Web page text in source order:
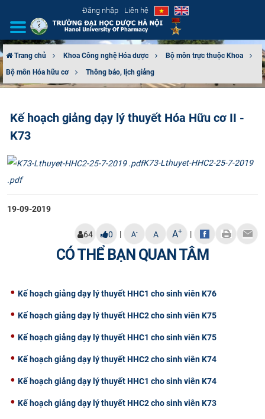
Đăng nhập Liên hệ
GIỚI THIỆU
TUYỂN SINH
ĐÀO TẠO
Trang chủ Khoa Công nghệ Hóa dược
Bộ môn trực thuộc Khoa
Bộ môn Hóa hữu cơ
Thông báo, lịch giảng
Kế hoạch giảng dạy lý thuyết Hóa Hữu cơ II -
K73
K73-Lthuyet-HHC2-25-7-2019
.pdf
19-09-2019
64 0 | A- A A+ |
CÓ THỂ BẠN QUAN TÂM
Kế hoạch giảng dạy lý thuyết HHC1 cho sinh viên K76
Kế hoạch giảng dạy lý thuyết HHC2 cho sinh viên K75
Kế hoạch giảng dạy lý thuyết HHC1 cho sinh viên K75
Kế hoạch giảng dạy lý thuyết HHC2 cho sinh viên K74
Kế hoạch giảng dạy lý thuyết HHC1 cho sinh viên K74
Kế hoạch giảng dạy lý thuyết HHC2 cho sinh viên K73